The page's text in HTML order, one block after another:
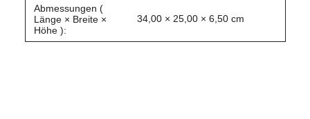
Abmessungen (
Länge × Breite ×
Höhe ):
34,00 × 25,00 × 6,50 cm